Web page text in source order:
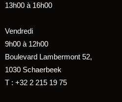
13h00 à 16h00
Vendredi
9h00 à 12h00
Boulevard Lambermont 52,
1030 Schaerbeek
T : +32 2 215 19 75